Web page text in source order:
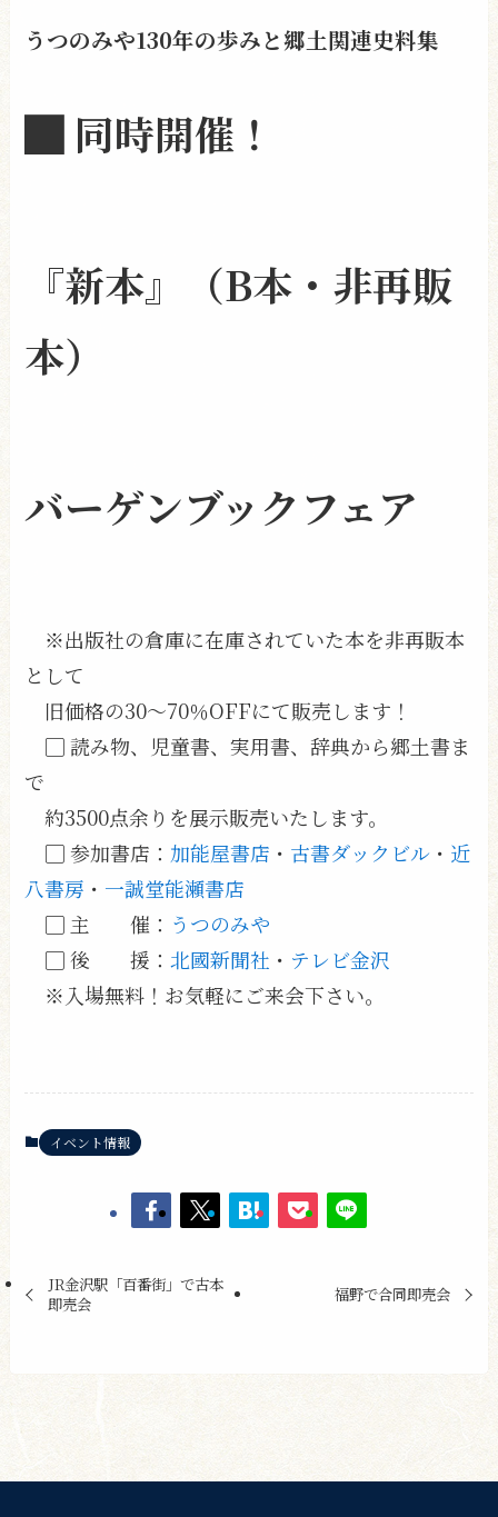
うつのみや130年の歩みと郷土関連史料集
█ 同時開催！
『新本』（B本・非再販
本）
バーゲンブックフェア
※出版社の倉庫に在庫されていた本を非再販本
として
旧価格の30〜70％OFFにて販売します！
▢ 読み物、児童書、実用書、辞典から郷土書ま
で
約3500点余りを展示販売いたします。
▢ 参加書店： 加能屋書店 ・ 古書ダックビル ・ 近
八書房 ・ 一誠堂能瀬書店
▢ 主 催： うつのみや
▢ 後 援：北國新聞社 ・ テレビ金沢
※入場無料！お気軽にご来会下さい。
イベント情報
JR金沢駅「百番街」で古本
即売会
福野で合同即売会